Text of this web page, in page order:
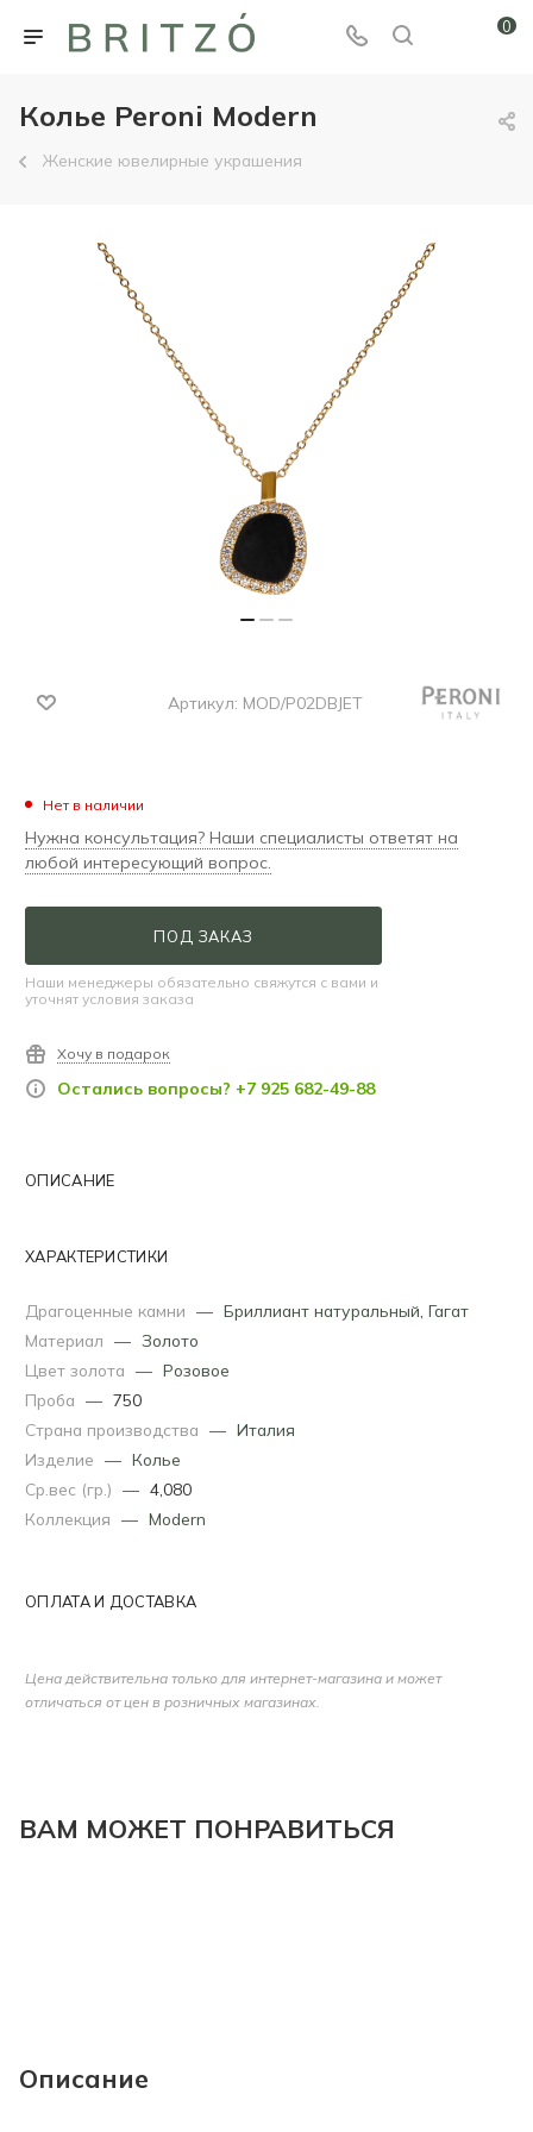
0
Колье Peroni Modern
Женские ювелирные украшения
Артикул: MOD/P02DBJET
Нет в наличии
Нужна консультация? Наши специалисты ответят на
любой интересующий вопрос.
ПОД ЗАКАЗ
Наши менеджеры обязательно свяжутся с вами и
уточнят условия заказа
Хочу в подарок
Остались вопросы? +7 925 682-49-88
ОПИСАНИЕ
ХАРАКТЕРИСТИКИ
Драгоценные камни — Бриллиант натуральный Гагат
Материал — Золото
Цвет золота — Розовое
Проба — 750
Страна производства — Италия
Изделие — Колье
Ср.вес (гр.) — 4,080
Коллекция — Modern
ОПЛАТА И ДОСТАВКА
Цена действительна только для интернет-магазина и может
отличаться от цен в розничных магазинах.
ВАМ МОЖЕТ ПОНРАВИТЬСЯ
Описание